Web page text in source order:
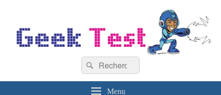
Recherche :
Rechercher
Menu